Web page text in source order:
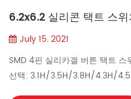
니스 기구. ● 보안제품 : 모니터,
제품. ● 오디오 및 비디오 장비:
비: 롤링 도어, 차량, 가정용 도난
6.2x6.2 실리콘 택트 스
July 15. 2021
SMD 4핀 실리카겔 버튼 택트 스
선택: 3.1H/3.5H/3.8H/4.3H/